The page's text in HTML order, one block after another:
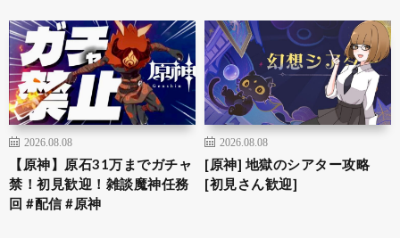
2026.08.08
【原神】原石31万までガチャ
禁！初見歓迎！雑談魔神任務
回 #配信 #原神
2026.08.08
[原神] 地獄のシアター攻略
[初見さん歓迎]